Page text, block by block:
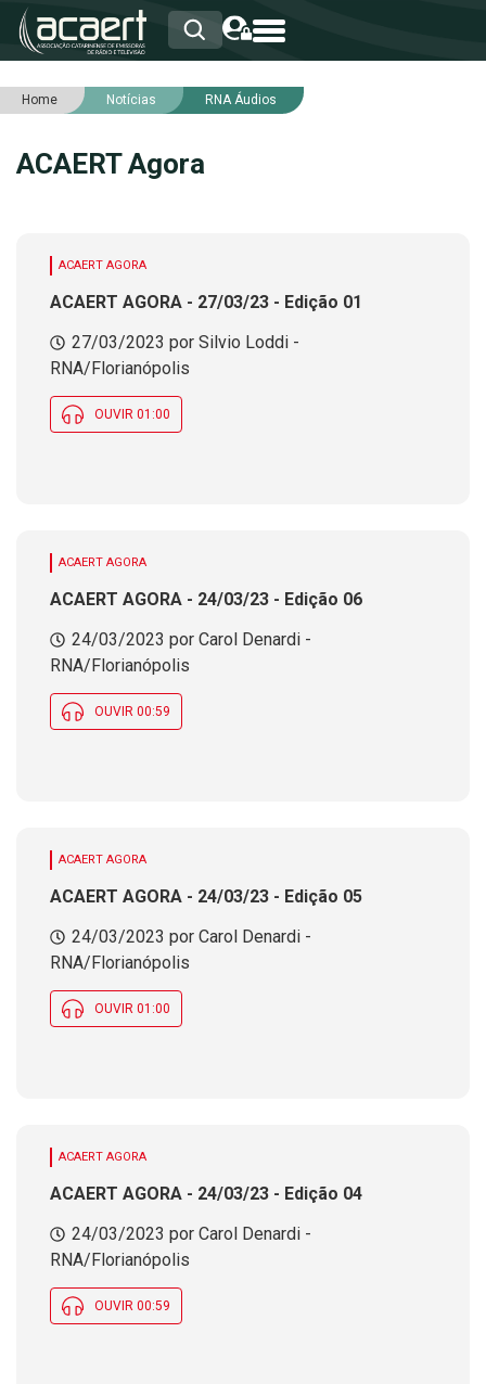
HOME
ASSOCIADOS
SERVIÇOS
Home Notícias RNA Áudios
ACAERT Agora
ACAERT AGORA
ACAERT AGORA - 27/03/23 - Edição 01
27/03/2023 por Silvio Loddi -
RNA/Florianópolis
OUVIR 01:00
ACAERT AGORA
ACAERT AGORA - 24/03/23 - Edição 06
24/03/2023 por Carol Denardi -
RNA/Florianópolis
OUVIR 00:59
ACAERT AGORA
ACAERT AGORA - 24/03/23 - Edição 05
24/03/2023 por Carol Denardi -
RNA/Florianópolis
OUVIR 01:00
ACAERT AGORA
ACAERT AGORA - 24/03/23 - Edição 04
24/03/2023 por Carol Denardi -
RNA/Florianópolis
OUVIR 00:59